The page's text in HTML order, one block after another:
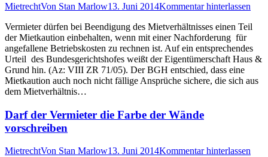
MietrechtVon Stan Marlow13. Juni 2014Kommentar hinterlassen
Vermieter dürfen bei Beendigung des Mietverhältnisses einen Teil
der Mietkaution einbehalten, wenn mit einer Nachforderung für
angefallene Betriebskosten zu rechnen ist. Auf ein entsprechendes
Urteil des Bundesgerichtshofes weißt der Eigentümerschaft Haus &
Grund hin. (Az: VIII ZR 71/05). Der BGH entschied, dass eine
Mietkaution auch noch nicht fällige Ansprüche sichere, die sich aus
dem Mietverhältnis…
Darf der Vermieter die Farbe der Wände
vorschreiben
MietrechtVon Stan Marlow13. Juni 2014Kommentar hinterlassen